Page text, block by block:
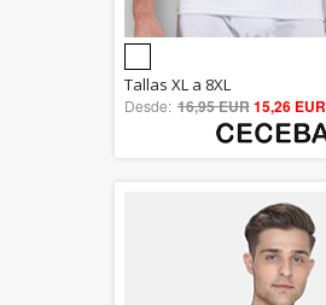
5.00
out of 5
Tallas XL a 8XL
Desde: 16,95 EUR15,26 EUR